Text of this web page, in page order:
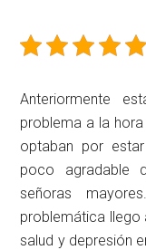
Anteriormente
problema a la
optaban por
poco agradable
señoras
problemática llego
salud y depresión